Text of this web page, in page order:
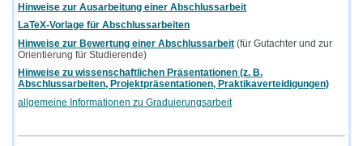
Hinweise zur Ausarbeitung einer Abschlussarbeit
LaTeX-Vorlage für Abschlussarbeiten
Hinweise zur Bewertung einer Abschlussarbeit (für Gutachter und zur
Orientierung für Studierende)
Hinweise zu wissenschaftlichen Präsentationen (z. B.
Abschlussarbeiten, Projektpräsentationen, Praktikaverteidigungen)
allgemeine Informationen zu Graduierungsarbeit